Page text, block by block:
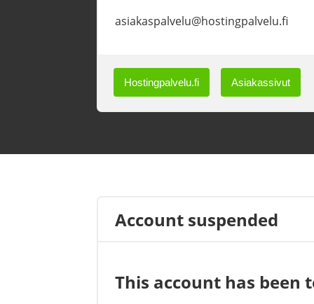
asiakaspalvelu@hostingpalvelu.fi
Hostingpalvelu.fi Asiakassivut
Account suspended
This account has been